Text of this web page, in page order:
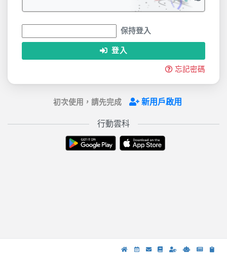
保持登入
登入
忘記密碼
初次使用，請先完成 新用戶啟用
行動雲科